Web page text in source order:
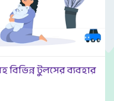
বিভিন্ন টুলসের ব্যবহার